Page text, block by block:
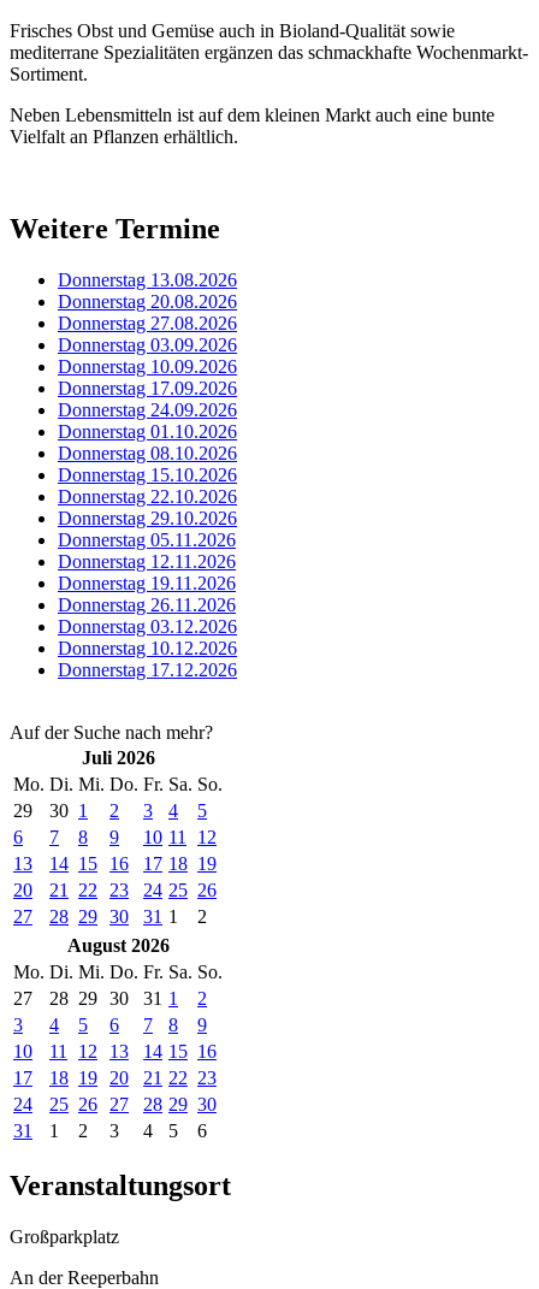
Frisches Obst und Gemüse auch in Bioland-Qualität sowie
mediterrane Spezialitäten ergänzen das schmackhafte Wochenmarkt-
Sortiment.
Neben Lebensmitteln ist auf dem kleinen Markt auch eine bunte
Vielfalt an Pflanzen erhältlich.
Weitere Termine
Donnerstag 13.08.2026
Donnerstag 20.08.2026
Donnerstag 27.08.2026
Donnerstag 03.09.2026
Donnerstag 10.09.2026
Donnerstag 17.09.2026
Donnerstag 24.09.2026
Donnerstag 01.10.2026
Donnerstag 08.10.2026
Donnerstag 15.10.2026
Donnerstag 22.10.2026
Donnerstag 29.10.2026
Donnerstag 05.11.2026
Donnerstag 12.11.2026
Donnerstag 19.11.2026
Donnerstag 26.11.2026
Donnerstag 03.12.2026
Donnerstag 10.12.2026
Donnerstag 17.12.2026
Auf der Suche nach mehr?
Juli 2026
Mo. Di. Mi. Do. Fr. Sa. So.
29
30 1 2 3 4
5
6
7 8 9 10 11
12
13
14 15 16 17 18 19
20
21 22 23 24 25 26
27
28 29 30 31 1
2
August 2026
Mo. Di. Mi. Do. Fr. Sa. So.
27
28 29 30 31 1
2
3
4 5 6 7 8
9
10
11 12 13 14 15 16
17
18 19 20 21 22 23
24
25 26 27 28 29 30
31
1 2 3 4 5 6
Veranstaltungsort
Großparkplatz
An der Reeperbahn